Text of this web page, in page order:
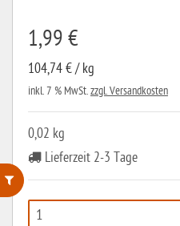
ohne Weizenstärke
1,99 €
104,74 € / kg
inkl. 7 % MwSt.zzgl. Versandkosten
0,02 kg
Lieferzeit 2-3 Tage